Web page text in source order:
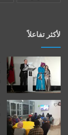
لأكثر تفاعلاً